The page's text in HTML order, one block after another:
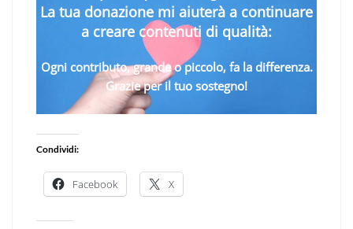
La tua donazione mi aiuterà a continuare
a creare contenuti di qualità:
Ogni contributo, grande o piccolo, fa la differenza.
Grazie per il tuo sostegno!
Condividi:
Facebook X